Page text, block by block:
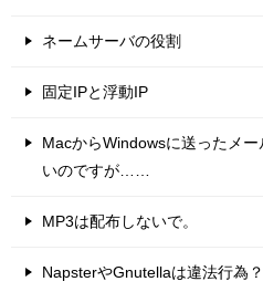
ネームサーバの役割
固定IPと浮動IP
MacからWindowsに送ったメ
いのですが……
MP3は配布しないで。
NapsterやGnutellaは違法行為？